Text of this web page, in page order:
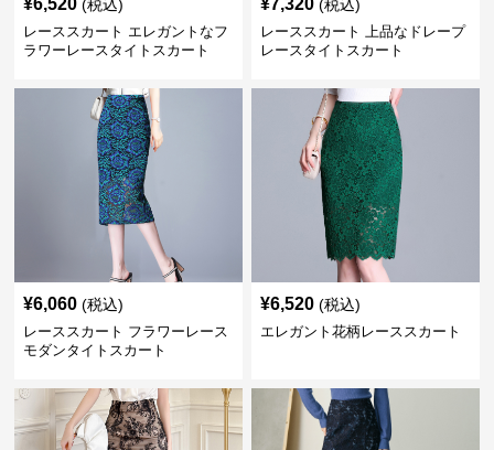
¥6,520 (税込)
レーススカート エレガントなフ
ラワーレースタイトスカート
¥7,320 (税込)
レーススカート 上品なドレープ
レースタイトスカート
¥6,060 (税込)
レーススカート フラワーレース
モダンタイトスカート
¥6,520 (税込)
エレガント花柄レーススカート